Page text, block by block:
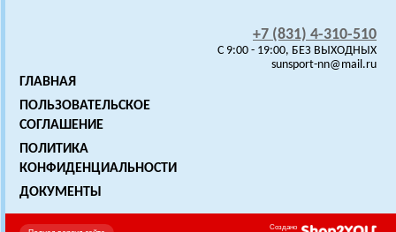
+7 (831) 4-310-510
C 9:00 - 19:00, БЕЗ ВЫХОДНЫХ
sunsport-nn@mail.ru
ГЛАВНАЯ
ПОЛЬЗОВАТЕЛЬСКОЕ
СОГЛАШЕНИЕ
ПОЛИТИКА
КОНФИДЕНЦИАЛЬНОСТИ
ДОКУМЕНТЫ
Создано